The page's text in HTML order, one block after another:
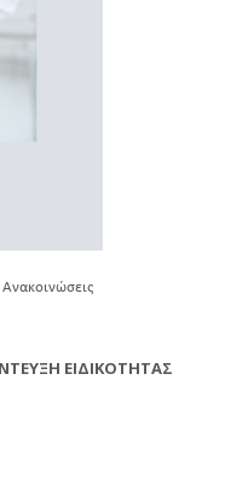
ΕΙΔΙΚΟΤΗΤΑΣ